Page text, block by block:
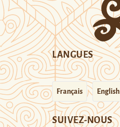
LANGUES
Français English
SUIVEZ-NOUS